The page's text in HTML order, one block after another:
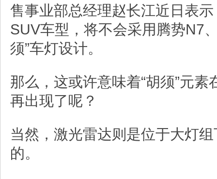
售事业部总经理赵长江近日表
SUV车型，将不会采用腾势N7
须”车灯设计。
那么，这或许意味着“胡须”元
再出现了呢？
当然，激光雷达则是位于大灯
的。